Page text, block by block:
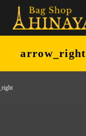
arrow_right